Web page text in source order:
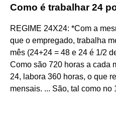
Como é trabalhar 24
REGIME 24X24: *Com a
que o empregado, trabalha
mês (24+24 = 48 e 24 é 1/2
Como são 720 horas a cada
24, labora 360 horas, o que
mensais. ... São, tal como no